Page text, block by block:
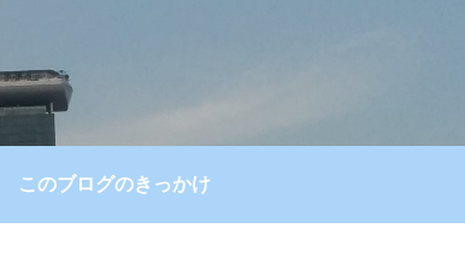
このブログのきっかけ